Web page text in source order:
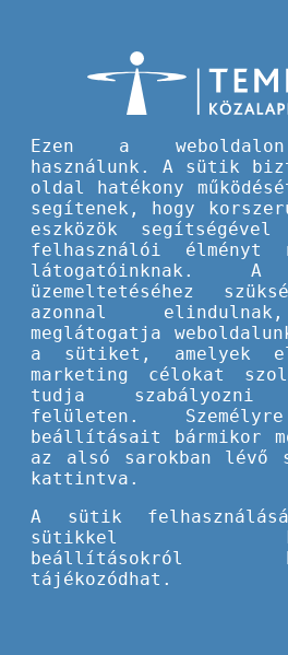
SH
Ezen a
használunk. A sütik
oldal hatékony
segítenek, hogy
eszközök
felhasználói élményt
látogatóinknak. A
üzemeltetéséhez
azonnal
meglátogatja
a sütiket, amelyek
marketing célokat
tudja
felületen.
beállításait bármikor
az alsó sarokban lévő
kattintva.
A sütik
sütikkel
beállításokról
tájékozódhat.